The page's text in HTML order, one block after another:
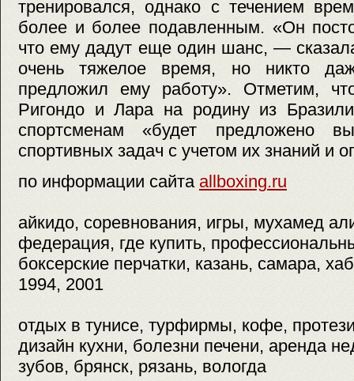
тренировался, однако с течением
более и более подавленным. «Он
что ему дадут еще один шанс, —
очень тяжелое время, но никто
предложил ему работу». Отметим,
Ригондо и Лара на родину из
спортсменам «будет предложено
спортивных задач с учетом их знаний и
по информации сайта allboxing.ru
айкидо, соревнования, игры, мухамед
федерация, где купить,
боксерские перчатки, казань, самара,
1994, 2001
отдых в тунисе, турфирмы, кофе,
дизайн кухни, болезни печени, аренда
зубов, брянск, рязань, вологда